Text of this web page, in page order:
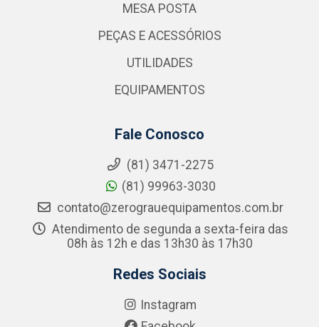
MESA POSTA
PEÇAS E ACESSÓRIOS
UTILIDADES
EQUIPAMENTOS
Fale Conosco
(81) 3471-2275
(81) 99963-3030
contato@zerograuequipamentos.com.br
Atendimento de segunda a sexta-feira das
08h às 12h e das 13h30 às 17h30
Redes Sociais
Instagram